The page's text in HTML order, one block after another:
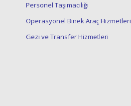
Personel Taşımacılığı
Operasyonel Binek Araç Hizmetleri
Gezi ve Transfer Hizmetleri